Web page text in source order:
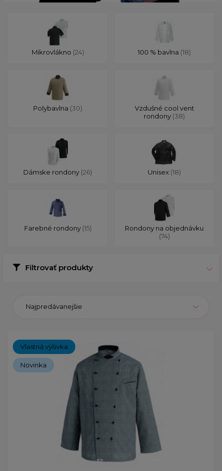
Mikrovlákno (24) 100 % bavlna (18)
Polybavlna (30)
Vzdušné cool vent
rondony (38)
Dámske rondony (26) Unisex (18)
Farebné rondony (15)
Rondony na objednávku
(74)
Filtrovať produkty
Najpredávanejšie
Vlastná výšivka
Novinka